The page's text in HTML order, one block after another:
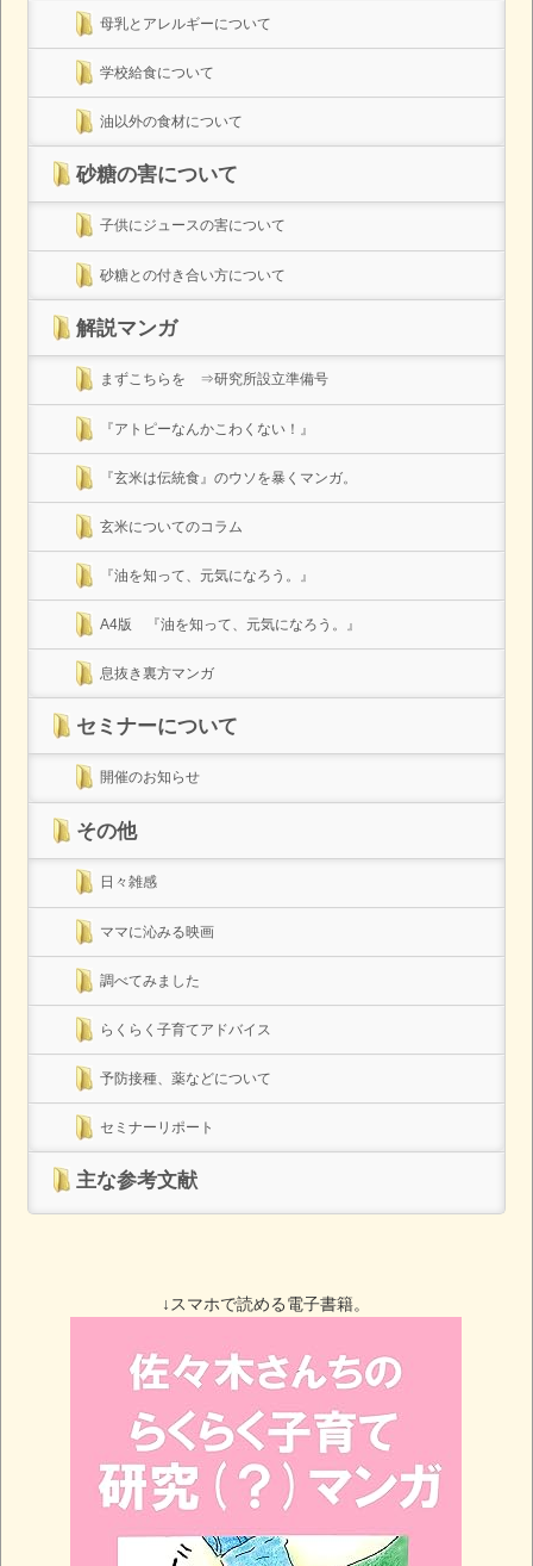
母乳とアレルギーについて
学校給食について
油以外の食材について
砂糖の害について
子供にジュースの害について
砂糖との付き合い方について
解説マンガ
まずこちらを ⇒研究所設立準備号
『アトピーなんかこわくない！』
『玄米は伝統食』のウソを暴くマンガ。
玄米についてのコラム
『油を知って、元気になろう。』
A4版 『油を知って、元気になろう。』
息抜き裏方マンガ
セミナーについて
開催のお知らせ
その他
日々雑感
ママに沁みる映画
調べてみました
らくらく子育てアドバイス
予防接種、薬などについて
セミナーリポート
主な参考文献
↓スマホで読める電子書籍。